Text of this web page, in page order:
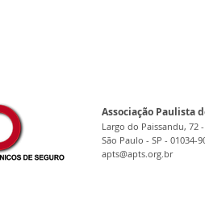
Associação Paulista
Largo do Paissandu, 72
São Paulo - SP - 01034-
apts@apts.org.br